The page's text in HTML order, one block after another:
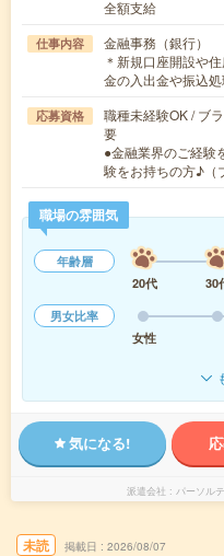
全額支給
仕事内容
金融事務（銀行）
＊新規口座開設や
金の入出金や振込
応募資格
職種未経験OK / ブ
要
●金融業界のご経
験をお持ちの方♪（
職場の雰囲気
年齢層
20代
30
男女比率
女性
気になる!
派遣会社 パーソル
未読 掲載日 2026/08/07